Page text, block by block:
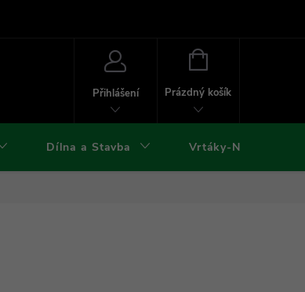
Přihlášení
NÁKUPNÍ
Prázdný košík
Dílna a Stavba Vrtáky-Nástroje